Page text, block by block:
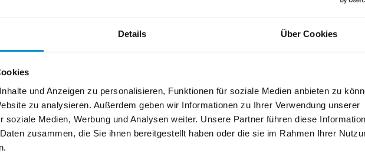
Details Über Cookies
und Anzeigen zu personalisieren, Funktionen für soziale Medien anbieten zu
zu analysieren. Außerdem geben wir Informationen zu Ihrer Verwendung unserer
soziale Medien, Werbung und Analysen weiter. Unsere Partner führen diese
zusammen, die Sie ihnen bereitgestellt haben oder die sie im Rahmen Ihrer
Wäscheleine vorhanden. Hunde, auch besuchsweise,